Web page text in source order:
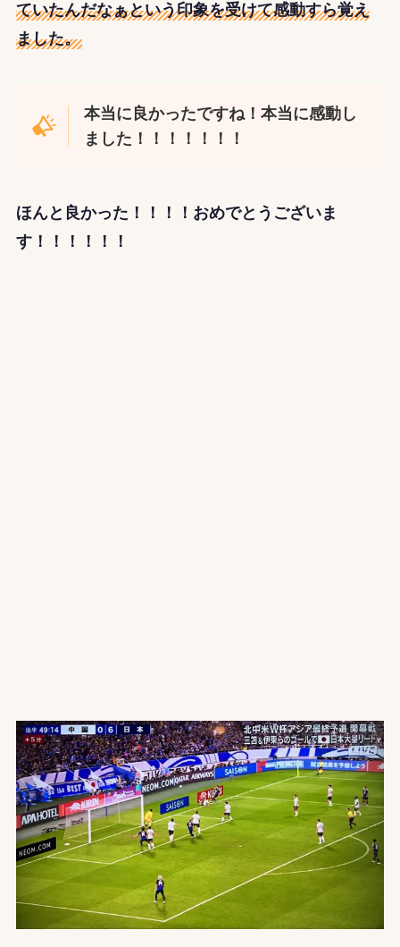
ていたんだなぁという印象を受けて感動すら覚え
ました。
本当に良かったですね！本当に感動し
ました！！！！！！！
ほんと良かった！！！！おめでとうございま
す！！！！！！